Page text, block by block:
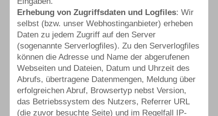
Erhebung von Zugriffsdaten und Logfiles: Wir
selbst (bzw. unser Webhostinganbieter) erheben
Daten zu jedem Zugriff auf den Server
(sogenannte Serverlogfiles). Zu den Serverlogfiles
können die Adresse und Name der abgerufenen
Webseiten und Dateien, Datum und Uhrzeit des
Abrufs, übertragene Datenmengen, Meldung über
erfolgreichen Abruf, Browsertyp nebst Version,
das Betriebssystem des Nutzers, Referrer URL
(die zuvor besuchte Seite) und im Regelfall IP-